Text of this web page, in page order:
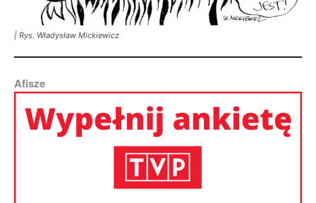
| Rys. Władysław Mickiewicz
Afisze